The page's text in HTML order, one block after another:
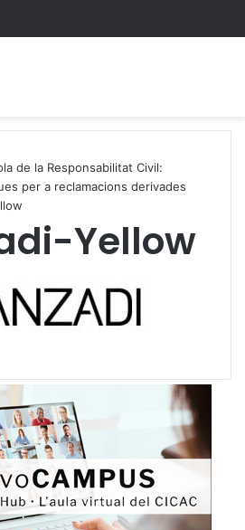
de la Responsabilitat Civil:
per a reclamacions derivades
Yellow